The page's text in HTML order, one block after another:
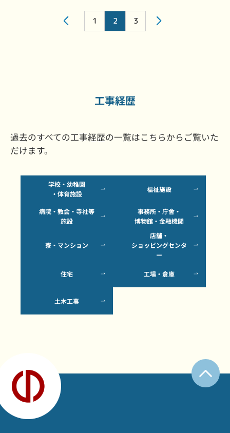
1 2 3
工事経歴
過去のすべての工事経歴の一覧はこちらからご覧いた
だけます。
学校・幼稚園
・体育施設
福祉施設
病院・教会・寺社等
施設
事務所・庁舎・
博物館・金融機関
寮・マンション
店舗・
ショッピングセンタ
ー
住宅 工場・倉庫
土木工事